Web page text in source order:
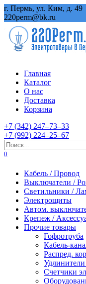
Перейти
к
содержанию
г. Пермь, ул. Ким, д. 49
220perm@bk.ru
Главная
Каталог
О нас
Доставка
Корзина
+7 (342) 247‒73‒33
+7 (992) 224‒25‒67
Search
for:
0
Кабель / Провод
Выключатели /
Светильники /
Электрощиты
Автом.
Крепеж /
Прочие товары
Гофротруба
Кабель-
Распред.
Счетчики